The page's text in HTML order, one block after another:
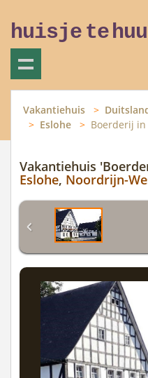
huisje te
Vakantiehuis
Eslohe
Boerderij in
Vakantiehuis
Eslohe, Noordrijn-